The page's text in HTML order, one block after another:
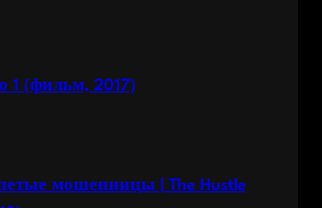
1 (фильм, 2017)
мошенницы | The Hustle